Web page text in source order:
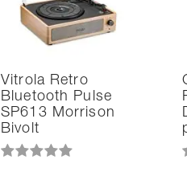
Vitrola Retro
Bluetooth Pulse
SP613 Morrison
Bivolt